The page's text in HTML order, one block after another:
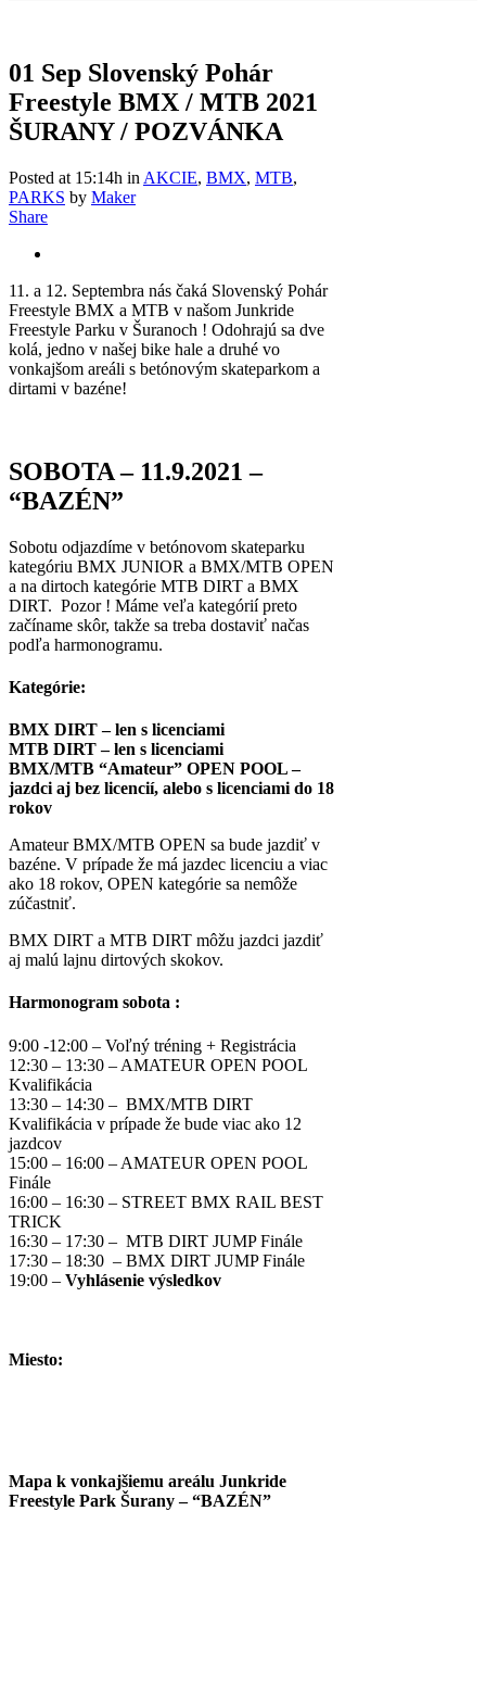
01 Sep Slovenský Pohár
Freestyle BMX / MTB 2021
ŠURANY / POZVÁNKA
Posted at 15:14h in AKCIE, BMX, MTB,
PARKS by Maker
Share
11. a 12. Septembra nás čaká Slovenský Pohár
Freestyle BMX a MTB v našom Junkride
Freestyle Parku v Šuranoch ! Odohrajú sa dve
kolá, jedno v našej bike hale a druhé vo
vonkajšom areáli s betónovým skateparkom a
dirtami v bazéne!
SOBOTA – 11.9.2021 –
“BAZÉN”
Sobotu odjazdíme v betónovom skateparku
kategóriu BMX JUNIOR a BMX/MTB OPEN
a na dirtoch kategórie MTB DIRT a BMX
DIRT. Pozor ! Máme veľa kategórií preto
začíname skôr, takže sa treba dostaviť načas
podľa harmonogramu.
Kategórie:
BMX DIRT – len s licenciami
MTB DIRT – len s licenciami
BMX/MTB “Amateur” OPEN POOL –
jazdci aj bez licencií, alebo s licenciami do 18
rokov
Amateur BMX/MTB OPEN sa bude jazdiť v
bazéne. V prípade že má jazdec licenciu a viac
ako 18 rokov, OPEN kategórie sa nemôže
zúčastniť.
BMX DIRT a MTB DIRT môžu jazdci jazdiť
aj malú lajnu dirtových skokov.
Harmonogram sobota :
9:00 -12:00 – Voľný tréning + Registrácia
12:30 – 13:30 – AMATEUR OPEN POOL
Kvalifikácia
13:30 – 14:30 – BMX/MTB DIRT
Kvalifikácia v prípade že bude viac ako 12
jazdcov
15:00 – 16:00 – AMATEUR OPEN POOL
Finále
16:00 – 16:30 – STREET BMX RAIL BEST
TRICK
16:30 – 17:30 – MTB DIRT JUMP Finále
17:30 – 18:30 – BMX DIRT JUMP Finále
19:00 – Vyhlásenie výsledkov
Miesto:
Mapa k vonkajšiemu areálu Junkride
Freestyle Park Šurany – “BAZÉN”